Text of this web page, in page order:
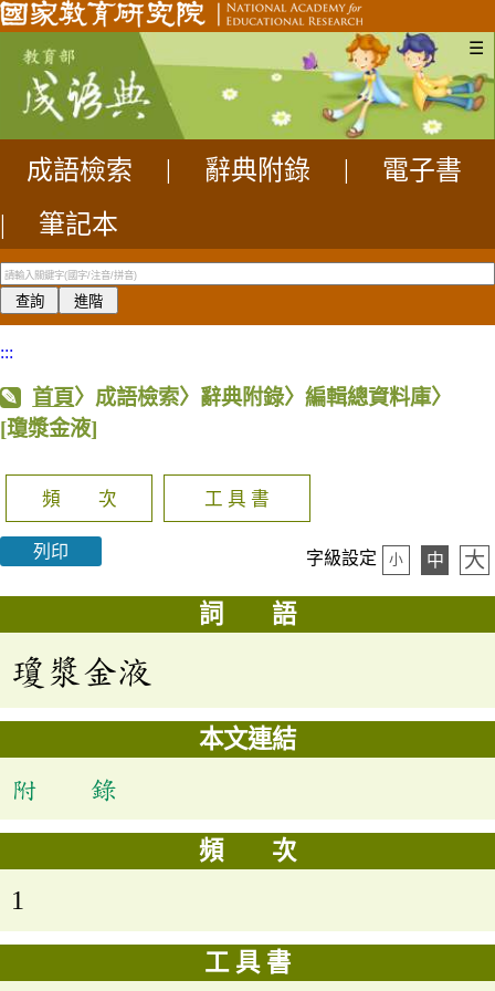
☰
成語檢索 辭典附錄
電子書
|
筆記本
:::
首頁〉成語檢索〉辭典附錄〉編輯總資料庫〉
[瓊漿金液]
頻 次 工 具 書
列印 字級設定 小 中 大
詞 語
瓊漿金液
本文連結
附 錄
頻 次
1
工 具 書